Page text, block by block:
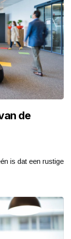
de
is dat een rustige